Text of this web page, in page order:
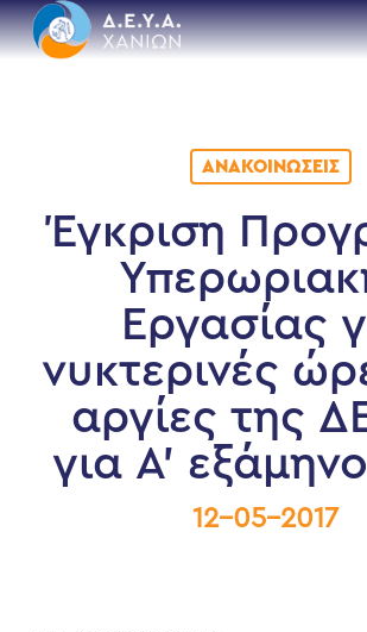
Skip
to
main
ΑΝΑΚΟΙΝΏΣΕΙΣ
Έγκριση
Εργασίας
νυκτερινές
αργίες της
για Α’
12-05-2017